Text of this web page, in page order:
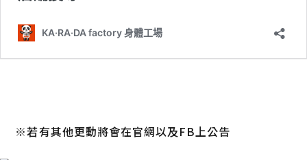
※若有其他更動將會在官網以及FB上公告